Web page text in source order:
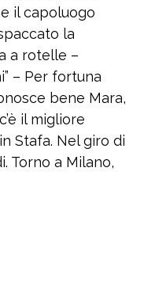
il capoluogo
la
a rotelle –
– Per fortuna
bene Mara,
il migliore
Stafa. Nel giro di
Torno a Milano,